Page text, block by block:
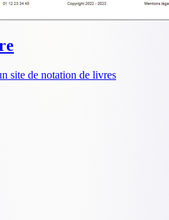
site de notation de livres